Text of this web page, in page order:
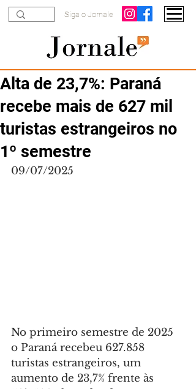
Siga o Jornale
Alta de 23,7%: Paraná
recebe mais de 627 mil
turistas estrangeiros no
1º semestre
09/07/2025
No primeiro semestre de 2025
o Paraná recebeu 627.858
turistas estrangeiros, um
aumento de 23,7% frente às